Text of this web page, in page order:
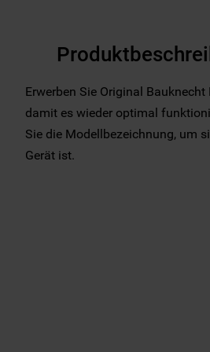
Erwerben Sie Original
damit es wieder optimal
Sie die Modellbezeichnung, um
Gerät ist.